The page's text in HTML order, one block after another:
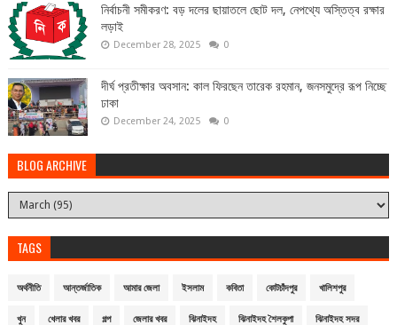
নির্বাচনী সমীকরণ: বড় দলের ছায়াতলে ছোট দল, নেপথ্যে অস্তিত্ব রক্ষার
লড়াই
December 28, 2025 0
দীর্ঘ প্রতীক্ষার অবসান: কাল ফিরছেন তারেক রহমান, জনসমুদ্রে রূপ নিচ্ছে
ঢাকা
December 24, 2025 0
BLOG ARCHIVE
TAGS
অর্থনীতি আন্তর্জাতিক আমার জেলা ইসলাম কবিতা কোটচাঁদপুর খালিশপুর
খুন খেলার খবর গল্প জেলার খবর ঝিনাইদহ ঝিনাইদহ শৈলকুপা ঝিনাইদহ সদর